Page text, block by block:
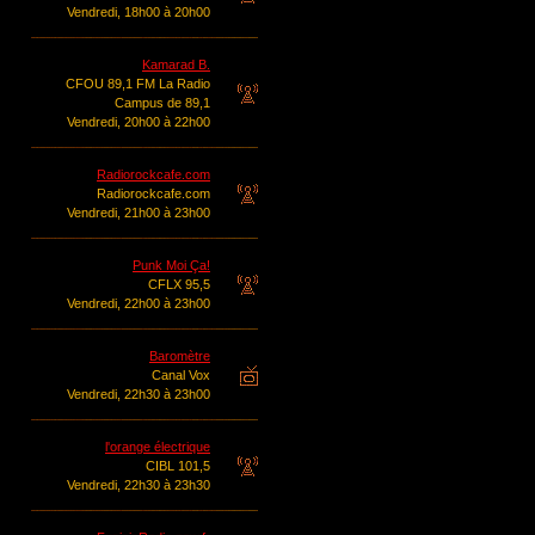
Vendredi, 18h00 à 20h00
Kamarad B.
CFOU 89,1 FM La Radio
Campus de 89,1
Vendredi, 20h00 à 22h00
Radiorockcafe.com
Radiorockcafe.com
Vendredi, 21h00 à 23h00
Punk Moi Ça!
CFLX 95,5
Vendredi, 22h00 à 23h00
Baromètre
Canal Vox
Vendredi, 22h30 à 23h00
l'orange électrique
CIBL 101,5
Vendredi, 22h30 à 23h30